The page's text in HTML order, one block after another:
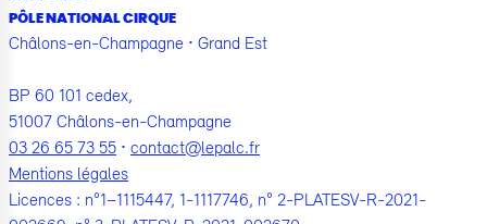
PÔLE NATIONAL CIRQUE
Châlons-en-Champagne • Grand Est
BP 60 101 cedex,
51007 Châlons-en-Champagne
03 26 65 73 55 • contact@lepalc.fr
Mentions légales
Licences : n°1–1115447, 1-1117746, n° 2-PLATESV-R-2021-